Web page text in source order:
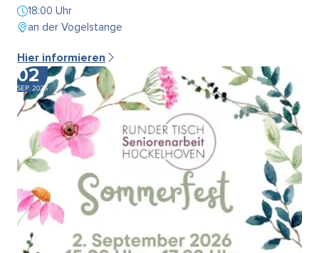
18:00 Uhr
an der Vogelstange
Hier informieren
02
SEP. 2026